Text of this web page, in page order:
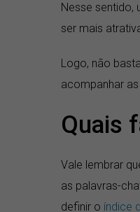
Nesse
ser mais
Logo, não
acompanhar
Quais
Vale lembrar
as palavras-
definir o índice